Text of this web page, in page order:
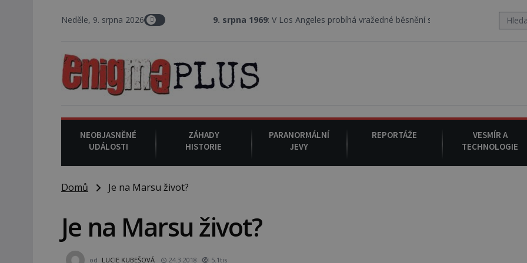
Neděle, 9. srpna 2026 9. srpna 1969 : V Los Angeles probíhá vražedné běsnění satanistického gangu vedeného
NEOBJASNĚNÉ
UDÁLOSTI
ZÁHADY
HISTORIE
PARANORMÁLNÍ
JEVY
REPORTÁŽE
VESMÍR A
TECHNOLOGIE
Domů Je na Marsu život?
Je na Marsu život?
od LUCIE KUBEŠOVÁ 24.3.2018 5.1tis